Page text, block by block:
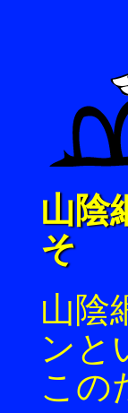
山陰
そ
山陰
ンと
この